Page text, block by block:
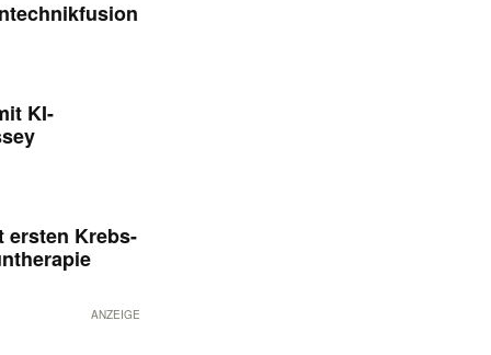
KI-
ersten Krebs-
ANZEIGE